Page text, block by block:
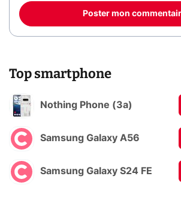
Poster mon
Top smartphone
Nothing Phone (3a)
Samsung Galaxy A56
Samsung Galaxy S24 FE